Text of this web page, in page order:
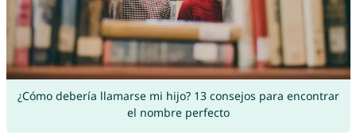
¿Cómo debería llamarse mi hijo? 13 consejos para encontrar
el nombre perfecto